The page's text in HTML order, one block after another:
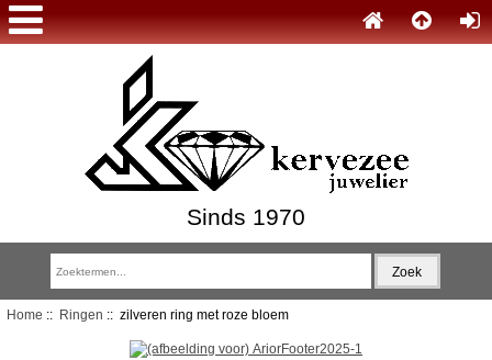
Sinds 1970
Home :: Ringen :: zilveren ring met roze bloem